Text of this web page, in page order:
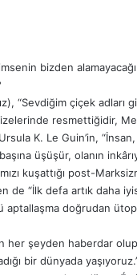
bizden
“Sevdiğim çiçek
resmettiğidir,
K. Le Guin’in,
üşüşür, olanın
kuşattığı post-
de “İlk defa artık daha
aptallaşma doğrudan
her şeyden haberdar
bir dünyada